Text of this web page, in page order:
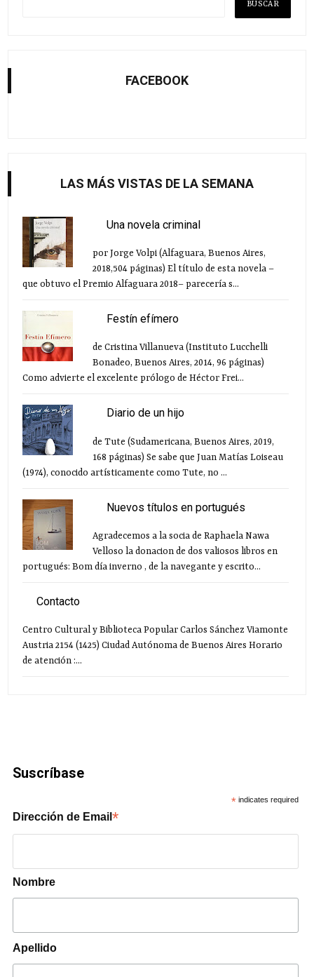
FACEBOOK
LAS MÁS VISTAS DE LA SEMANA
Una novela criminal
por Jorge Volpi (Alfaguara, Buenos Aires,
2018,504 páginas) El título de esta novela –
que obtuvo el Premio Alfaguara 2018– parecería s...
Festín efímero
de Cristina Villanueva (Instituto Lucchelli
Bonadeo, Buenos Aires, 2014, 96 páginas)
Como advierte el excelente prólogo de Héctor Frei...
Diario de un hijo
de Tute (Sudamericana, Buenos Aires, 2019,
168 páginas) Se sabe que Juan Matías Loiseau
(1974), conocido artísticamente como Tute, no ...
Nuevos títulos en portugués
Agradecemos a la socia de Raphaela Nawa
Velloso la donacion de dos valiosos libros en
portugués: Bom día inverno , de la navegante y escrito...
Contacto
Centro Cultural y Biblioteca Popular Carlos Sánchez Viamonte
Austria 2154 (1425) Ciudad Autónoma de Buenos Aires Horario
de atención :...
Suscríbase
* indicates required
Dirección de Email*
Nombre
Apellido